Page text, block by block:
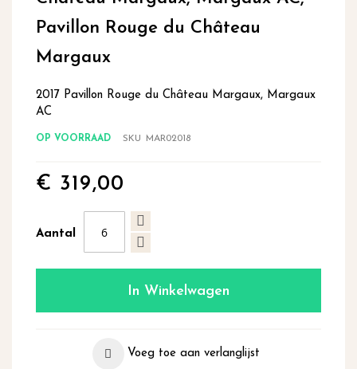
van
de
afbeeldingen-
Pavillon Rouge du Château
Margaux
2017 Pavillon Rouge du Château Margaux, Margaux
AC
OP VOORRAAD SKU MAR02018
€ 319,00
Aantal
In Winkelwagen
Voeg toe aan verlanglijst